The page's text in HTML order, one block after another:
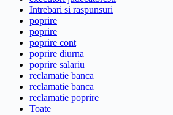
Intrebari si raspunsuri
poprire
poprire
poprire cont
poprire diurna
poprire salariu
reclamatie banca
reclamatie banca
reclamatie poprire
Toate